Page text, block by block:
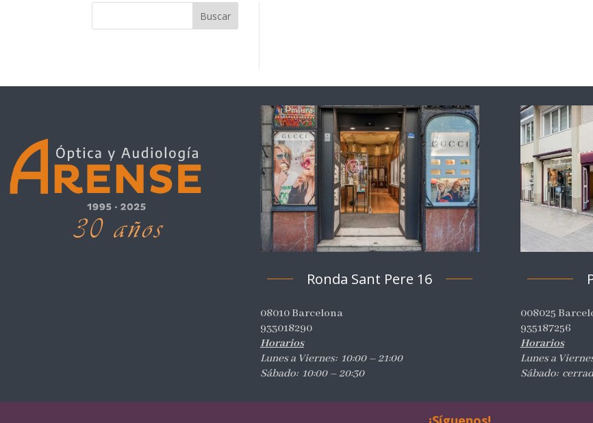
Buscar
Ronda Sant Pere 16
08010 Barcelona
933018290
Horarios
Lunes a Viernes: 10:00 – 21:00
Sábado: 10:00 – 20:30
008025
935187256
Horarios
Lunes a
Sábado: